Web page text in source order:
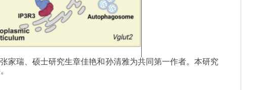
家瑞、硕士研究生章佳艳和孙清雅为共同第一作者。本研究